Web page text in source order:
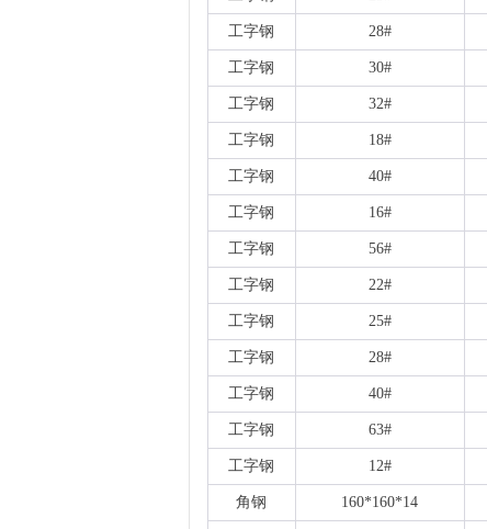
工字钢 28#
工字钢 30#
工字钢 32#
工字钢 18#
工字钢 40#
工字钢 16#
工字钢 56#
工字钢 22#
工字钢 25#
工字钢 28#
工字钢 40#
工字钢 63#
工字钢 12#
角钢 160*160*14